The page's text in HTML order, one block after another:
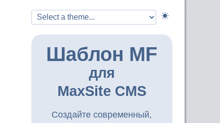
Шаблон MF
для
MaxSite CMS
Создайте современный,